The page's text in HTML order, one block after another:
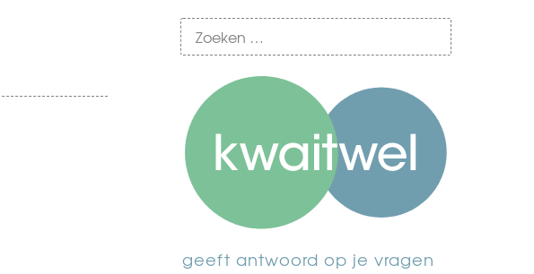
geeft antwoord op je vragen